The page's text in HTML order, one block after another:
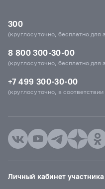
300
(круглосуточно, бесплатно для
8 800 300-30-00
(круглосуточно, бесплатно для
+7 499 300-30-00
(круглосуточно, в
Личный кабинет